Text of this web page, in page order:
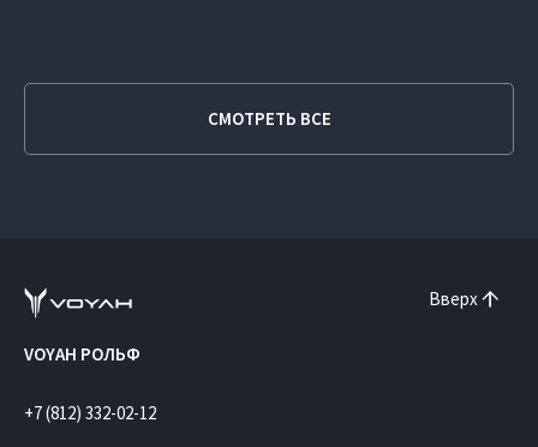
СМОТРЕТЬ ВСЕ
Вверх
VOYAH РОЛЬФ
+7 (812) 332-02-12